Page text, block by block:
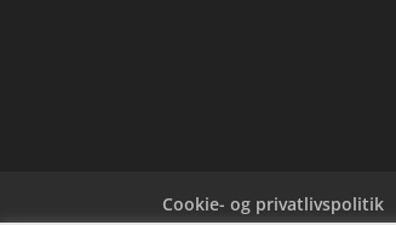
Cookie- og privatlivspolitik